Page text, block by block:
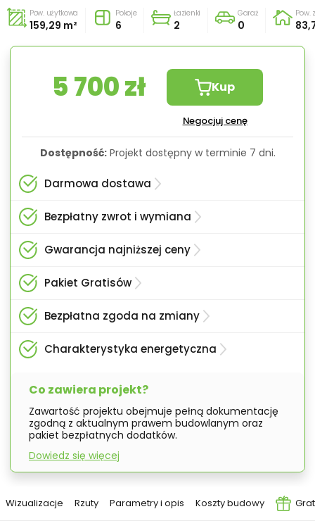
Pow. użytkowa
159,29 m²
Pokoje
6
Łazienki
2
Garaż
0
Pow.
5 700 zł Kup
Negocjuj cenę
Dostępność:Projekt dostępny w terminie 7 dni.
Darmowa dostawa
Bezpłatny zwrot i wymiana
Gwarancja najniższej ceny
Pakiet Gratisów
Bezpłatna zgoda na zmiany
Charakterystyka energetyczna
Co zawiera projekt?
Zawartość projektu obejmuje pełną dokumentację
zgodną z aktualnym prawem budowlanym oraz
pakiet bezpłatnych dodatków.
Dowiedz się więcej
Wizualizacje Rzuty Parametry i opis Koszty budowy